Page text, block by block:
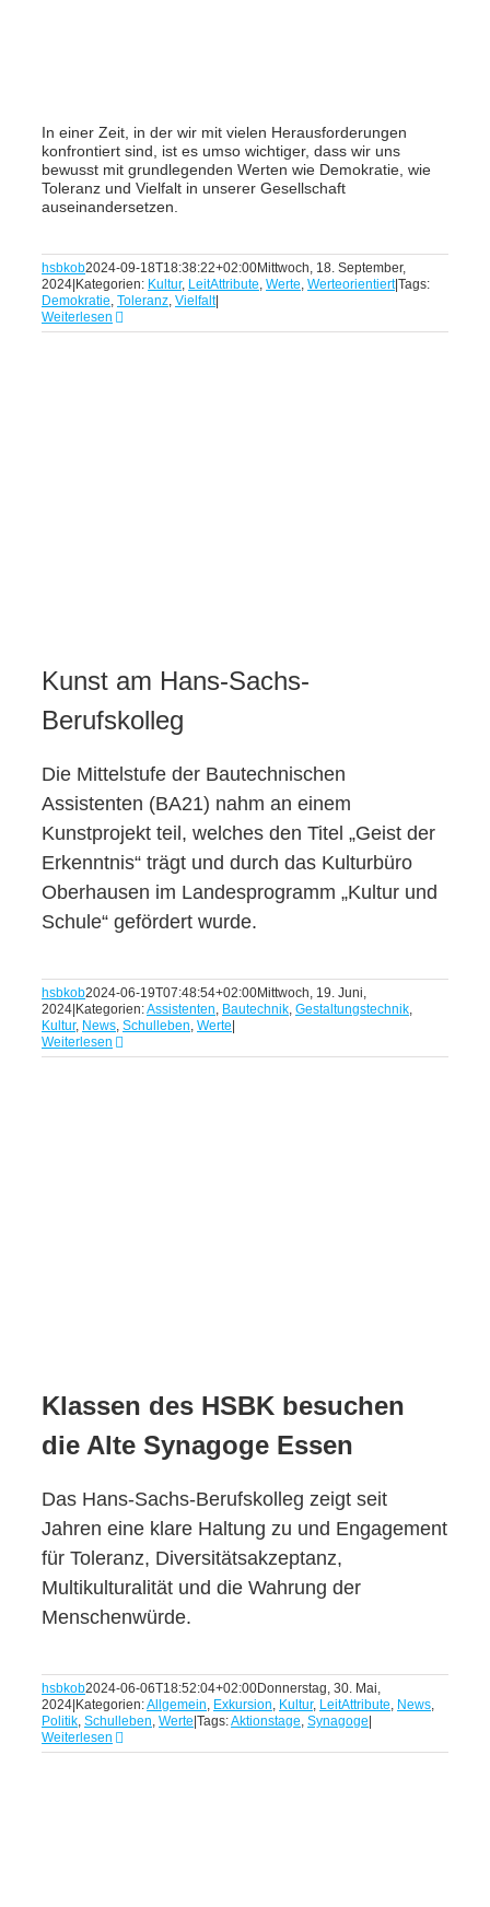
In einer Zeit, in der wir mit vielen Herausforderungen
konfrontiert sind, ist es umso wichtiger, dass wir uns
bewusst mit grundlegenden Werten wie Demokratie, wie
Toleranz und Vielfalt in unserer Gesellschaft
auseinandersetzen.
hsbkob2024-09-18T18:38:22+02:00Mittwoch, 18. September,
2024 Kategorien: Kultur, LeitAttribute, Werte, Werteorientiert|Tags:
Demokratie, Toleranz, Vielfalt|
Weiterlesen
Kunst am Hans-Sachs-
Berufskolleg
Die Mittelstufe der Bautechnischen
Assistenten (BA21) nahm an einem
Kunstprojekt teil, welches den Titel „Geist der
Erkenntnis“ trägt und durch das Kulturbüro
Oberhausen im Landesprogramm „Kultur und
Schule“ gefördert wurde.
hsbkob2024-06-19T07:48:54+02:00Mittwoch, 19. Juni,
2024 Kategorien:Assistenten, Bautechnik, Gestaltungstechnik,
Kultur, News, Schulleben, Werte
Weiterlesen
Klassen des HSBK besuchen
die Alte Synagoge Essen
Das Hans-Sachs-Berufskolleg zeigt seit
Jahren eine klare Haltung zu und Engagement
für Toleranz, Diversitätsakzeptanz,
Multikulturalität und die Wahrung der
Menschenwürde.
hsbkob2024-06-06T18:52:04+02:00Donnerstag, 30. Mai,
2024 Kategorien:Allgemein, Exkursion, Kultur, LeitAttribute, News,
Politik, Schulleben, Werte Tags:Aktionstage, Synagoge
Weiterlesen